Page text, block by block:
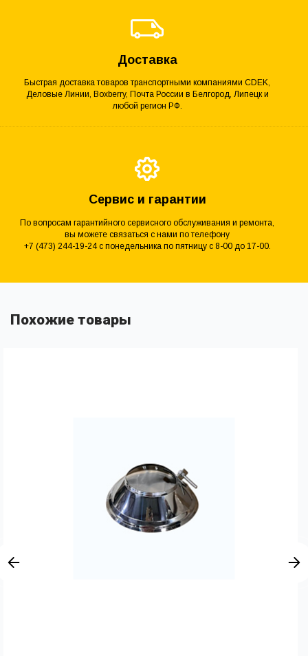
Доставка
Быстрая доставка товаров транспортными компаниями CDEK,
Деловые Линии, Boxberry, Почта России в Белгород, Липецк и
любой регион РФ.
Сервис и гарантии
По вопросам гарантийного сервисного обслуживания и ремонта,
вы можете связаться с нами по телефону
+7 (473) 244-19-24 с понедельника по пятницу с 8-00 до 17-00.
Похожие товары